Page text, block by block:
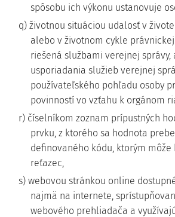
spôsobu ich výkonu ustanovuje
q) životnou situáciou udalosť v
alebo v životnom cykle
riešená službami verejnej správy,
usporiadania služieb verejnej
používateľského pohľadu osoby
povinností vo vzťahu k orgánom
r) číselníkom zoznam prípustných
prvku, z ktorého sa hodnota
definovaného kódu, ktorým môže
reťazec,
s) webovou stránkou online
najmä na internete,
webového prehliadača a